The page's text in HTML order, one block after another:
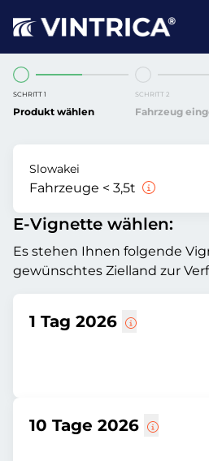
SCHRITT 1
Produkt wählen
SCHRITT 2
Fahrzeug
Slowakei
Fahrzeuge < 3,5t
E-Vignette wählen:
Es stehen Ihnen folgende
gewünschtes Zielland zur
1 Tag 2026
10 Tage 2026